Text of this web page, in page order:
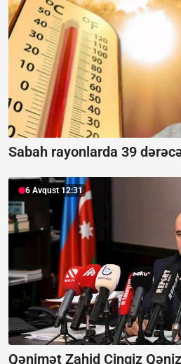
Sabah rayonlarda 39
6 Avqust 12:31
Qənimət Zahid Çingiz